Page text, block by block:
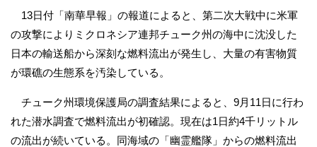
13日付「南華早報」の報道によると、第二次大戦中に米軍
の攻撃によりミクロネシア連邦チューク州の海中に沈没した
日本の輸送船から深刻な燃料流出が発生し、大量の有害物質
が環礁の生態系を汚染している。
チューク州環境保護局の調査結果によると、9月11日に行わ
れた潜水調査で燃料流出が初確認。現在は1日約4千リットル
の流出が続いている。同海域の「幽霊艦隊」からの燃料流出